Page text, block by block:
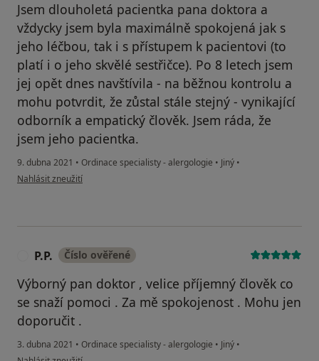
Jsem dlouholetá pacientka pana doktora a
vždycky jsem byla maximálně spokojená jak s
jeho léčbou, tak i s přístupem k pacientovi (to
platí i o jeho skvělé sestřičce). Po 8 letech jsem
jej opět dnes navštívila - na běžnou kontrolu a
mohu potvrdit, že zůstal stále stejný - vynikající
odborník a empatický člověk. Jsem ráda, že
jsem jeho pacientka.
9. dubna 2021 • Ordinace specialisty - alergologie • Jiný •
podle názoru uživatele E. Vacková
Nahlásit zneužití
P.P. Číslo ověřené
Výborný pan doktor , velice příjemný člověk co
se snaží pomoci . Za mě spokojenost . Mohu jen
doporučit .
3. dubna 2021 • Ordinace specialisty - alergologie • Jiný •
podle názoru uživatele P.P.